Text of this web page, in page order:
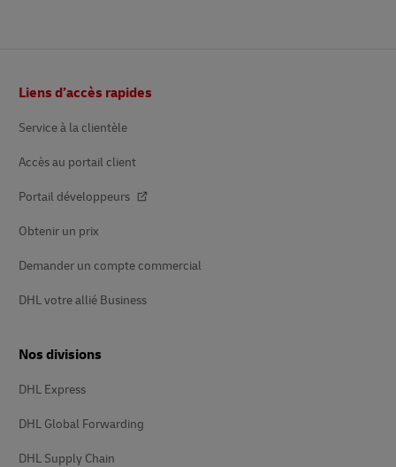
de
Liens d’accès rapides
Service à la clientèle
Accès au portail client
Portail développeurs
Obtenir un prix
Demander un compte commercial
DHL votre allié Business
Nos divisions
DHL Express
DHL Global Forwarding
DHL Supply Chain